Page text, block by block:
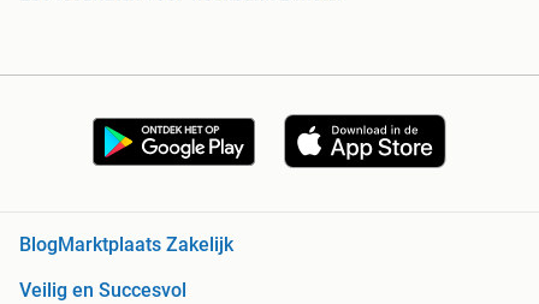
BlogMarktplaats Zakelijk
Veilig en Succesvol